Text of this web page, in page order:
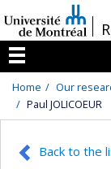
au
contenu
/
Menu
Home Our
Paul JOLICOEUR
Back to the